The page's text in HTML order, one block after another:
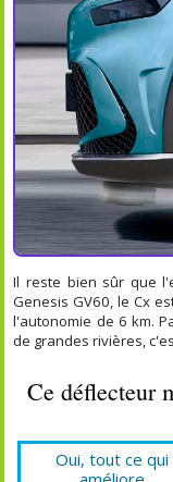
Il reste bien sûr que
Genesis GV60, le Cx
l'autonomie de 6 km.
de grandes rivières,
Ce déflecteur
Oui, tout ce qui